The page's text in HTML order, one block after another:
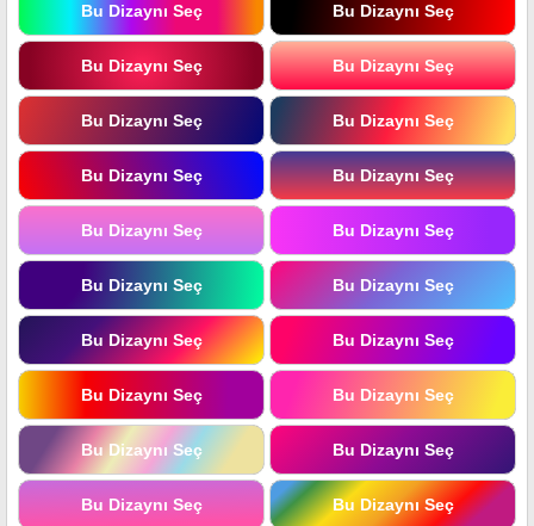
Bu Dizaynı Seç Bu Dizaynı Seç
Bu Dizaynı Seç Bu Dizaynı Seç
Bu Dizaynı Seç Bu Dizaynı Seç
Bu Dizaynı Seç Bu Dizaynı Seç
Bu Dizaynı Seç Bu Dizaynı Seç
Bu Dizaynı Seç Bu Dizaynı Seç
Bu Dizaynı Seç Bu Dizaynı Seç
Bu Dizaynı Seç Bu Dizaynı Seç
Bu Dizaynı Seç Bu Dizaynı Seç
Bu Dizaynı Seç Bu Dizaynı Seç